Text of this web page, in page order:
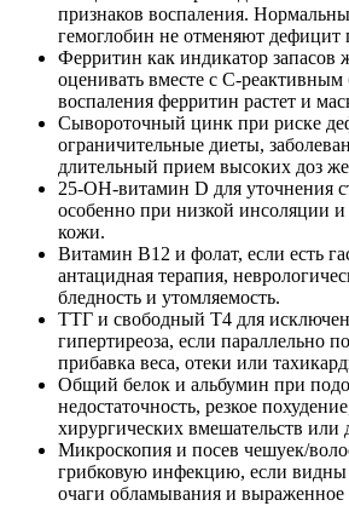
признаков воспаления.
гемоглобин не отменяют дефицит
Ферритин как индикатор запасов
оценивать вместе с
воспаления ферритин растет и
Сывороточный цинк при риске
ограничительные диеты,
длительный прием высоких доз
25‑ОН‑витамин D для уточнения
особенно при низкой инсоляции и
кожи.
Витамин B12 и фолат, если есть
антацидная терапия,
бледность и утомляемость.
ТТГ и свободный Т4 для
гипертиреоза, если параллельно
прибавка веса, отеки или
Общий белок и альбумин при
недостаточность, резкое
хирургических вмешательств или
Микроскопия и посев чешуек/
грибковую инфекцию, если видны
очаги обламывания и